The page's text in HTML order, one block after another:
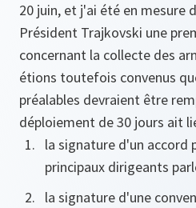
20 juin, et j'ai été en mesure
Président Trajkovski une
concernant la collecte des
étions toutefois convenus
préalables devraient être
déploiement de 30 jours ait
la signature d'un accord
principaux dirigeants
la signature d'une